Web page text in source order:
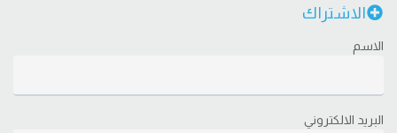
الاشتراك
الاسم
البريد الالكتروني